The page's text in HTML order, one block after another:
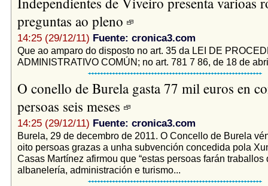
preguntas ao pleno
14:25 (29/12/11) Fuente: cronica3.com
Que ao amparo do disposto no art. 35 da LEI DE
ADMINISTRATIVO COMÚN; no art. 781 7 86, de 18 de
O conello de Burela gasta 77 mil euros en
persoas seis meses
14:25 (29/12/11) Fuente: cronica3.com
Burela, 29 de decembro de 2011. O Concello de Burela
oito persoas grazas a unha subvención concedida pola
Casas Martínez afirmou que “estas persoas farán traballos
albanelería, administración e turismo...